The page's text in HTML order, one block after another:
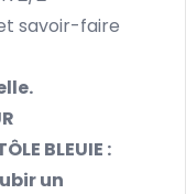
savoir-faire
BLEUIE :
un